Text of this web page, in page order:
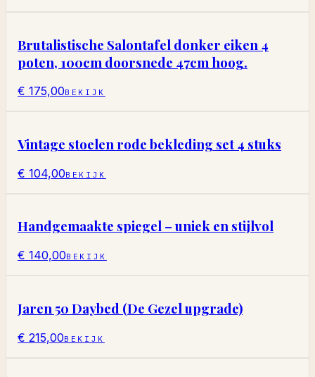
Brutalistische Salontafel donker eiken 4
poten, 100cm doorsnede 47cm hoog.
€ 175,00BEKIJK
Vintage stoelen rode bekleding set 4 stuks
€ 104,00BEKIJK
Handgemaakte spiegel – uniek en stijlvol
€ 140,00BEKIJK
Jaren 50 Daybed (De Gezel upgrade)
€ 215,00BEKIJK